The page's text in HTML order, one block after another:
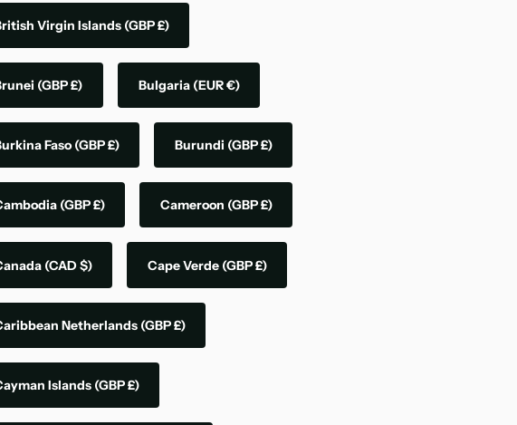
Virgin Islands (GBP £)
(GBP £) Bulgaria (EUR €)
Faso(GBP £) Burundi (GBP £)
(GBP £) Cameroon (GBP £)
(CAD $) Cape Verde (GBP £)
Netherlands (GBP £)
Islands (GBP £)